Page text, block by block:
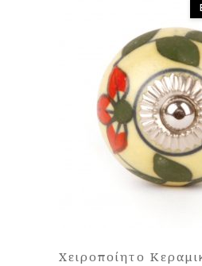
Χειροποίητο